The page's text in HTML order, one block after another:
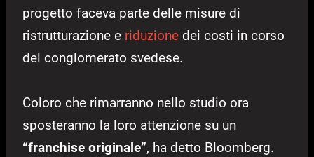
progetto faceva parte delle misure di
ristrutturazione e riduzione dei costi in corso
del conglomerato svedese.
Coloro che rimarranno nello studio ora
sposteranno la loro attenzione su un
“franchise originale”, ha detto Bloomberg.